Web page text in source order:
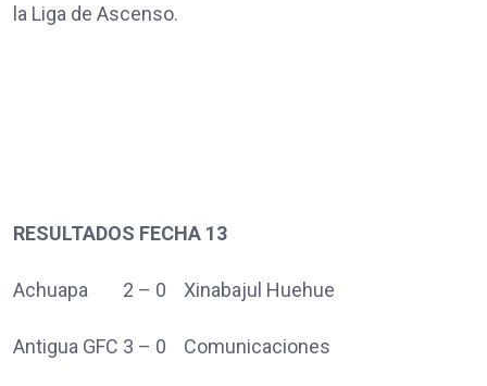
la Liga de Ascenso.
RESULTADOS FECHA 13
Achuapa 2 – 0 Xinabajul Huehue
Antigua GFC 3 – 0 Comunicaciones